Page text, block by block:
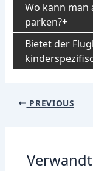
Wo kann
parken?
Bietet der
Post
PREVIOUS